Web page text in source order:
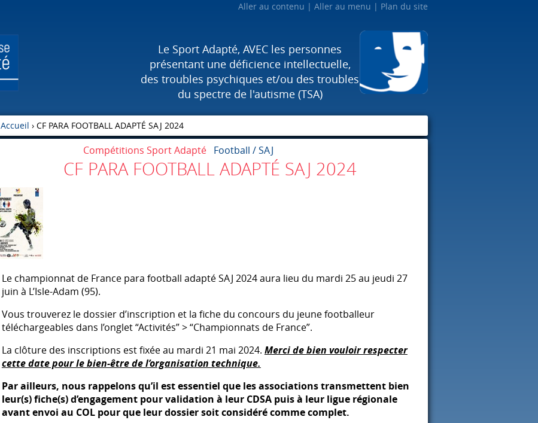
Aller au contenu Aller au menu Plan du site
Le Sport Adapté, AVEC les personnes
présentant une déficience intellectuelle,
des troubles psychiques et/ou des troubles
du spectre de l'autisme (TSA)
Accueil ›CF PARA FOOTBALL ADAPTÉ SAJ 2024
Compétitions Sport Adapté Football / SAJ
CF PARA FOOTBALL ADAPTÉ SAJ 2024
Le championnat de France para football adaptéSAJ 2024 aura lieu du mardi 25 au jeudi 27
juin à L’Isle-Adam (95).
Vous trouverez le dossier d’inscription et la fiche du concours du jeune footballeur
téléchargeables dans l’onglet “Activités” > “Championnats de France”.
La clôture des inscriptions est fixée au mardi 21 mai 2024. Merci de bien vouloir respecter
cette date pour le bien-être de l’organisation technique.
Par ailleurs, nous rappelons qu’il est essentiel que les associations transmettent bien
leur(s) fiche(s) d’engagement pour validation à leur CDSApuis à leur ligue régionale
avant envoi au COLpour que leur dossier soit considéré comme complet.